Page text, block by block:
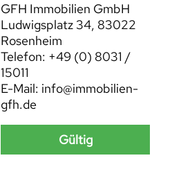
GFH Immobilien GmbH
Ludwigsplatz 34, 83022
Rosenheim
Telefon: +49 (0) 8031 /
15011
E-Mail: info@immobilien-
gfh.de
Gültig